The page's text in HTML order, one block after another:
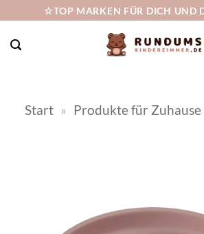
springen
☆TOP MARKEN FÜR DICH UND
Start » Produkte für Zuhause